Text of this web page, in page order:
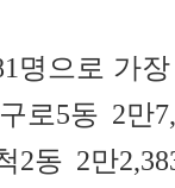
명으로 가
로5동 2만
2동 2만